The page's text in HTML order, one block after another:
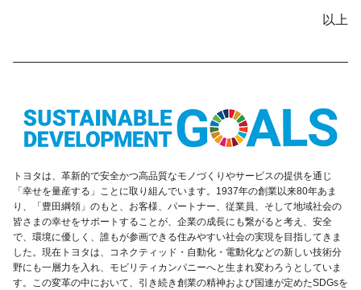
以上
トヨタは、革新的で安全かつ高品質なモノづくりやサービスの提供を通じ
「幸せを量産する」ことに取り組んでいます。1937年の創業以来80年あま
り、「豊田綱領」のもと、お客様、パートナー、従業員、そして地域社会の
皆さまの幸せをサポートすることが、企業の成長にも繋がると考え、安全
で、環境に優しく、誰もが参画できる住みやすい社会の実現を目指してきま
した。現在トヨタは、コネクティッド・自動化・電動化などの新しい技術分
野にも一層力を入れ、モビリティカンパニーへと生まれ変わろうとしていま
す。この変革の中において、引き続き創業の精神および国連が定めたSDGsを